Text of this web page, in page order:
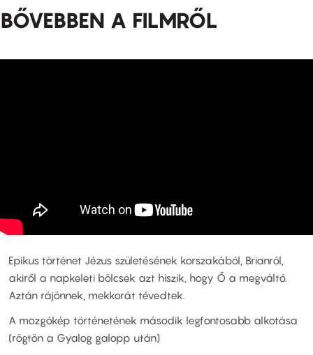
BŐVEBBEN A FILMRŐL
Epikus történet Jézus születésének korszakából, Brianról,
akiről a napkeleti bölcsek azt hiszik, hogy Ő a megváltó.
Aztán rájönnek, mekkorát tévedtek.
A mozgókép történetének második legfontosabb alkotása
(rögtön a Gyalog galopp után)